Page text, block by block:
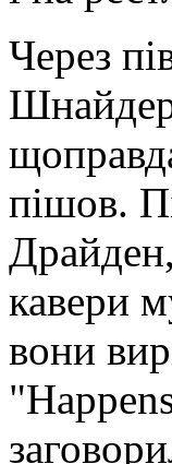
Через
пішов.
кавери
вони